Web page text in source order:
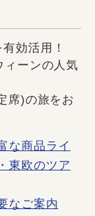
効活用！
ィーンの人気
席)の旅をお
な商品ライ
東欧のツア
なご案内